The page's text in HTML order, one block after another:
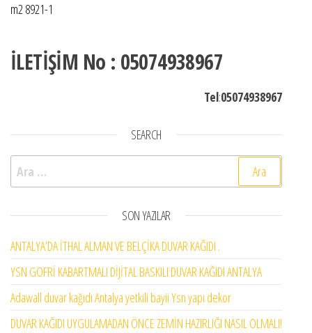
m2 8921-1
İLETİŞİM No : 05074938967
Tel:05074938967
SEARCH
Arama:
SON YAZILAR
ANTALYA’DA İTHAL ALMAN VE BELÇİKA DUVAR KAĞIDI .
YSN GOFRİ KABARTMALI DİJİTAL BASKILI DUVAR KAĞIDI ANTALYA
Adawall duvar kağıdı Antalya yetkili bayii Ysn yapı dekor
DUVAR KAĞIDI UYGULAMADAN ÖNCE ZEMİN HAZIRLIĞI NASIL OLMALI!